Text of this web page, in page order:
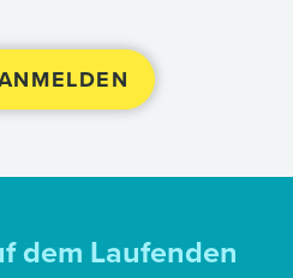
dem Laufenden